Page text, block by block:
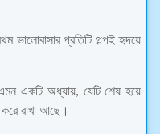
ভালোবাসার প্রতিটি গল্পই হৃদয়ে
একটি অধ্যায়, যেটি শেষ হয়ে
রাখা আছে।